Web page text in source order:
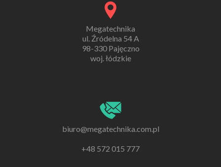
Megatechnika
ul. Źródelna 54 A
98-330 Pajęczno
woj. łódzkie
biuro@megatechnika.com.pl
+48 572 015 777